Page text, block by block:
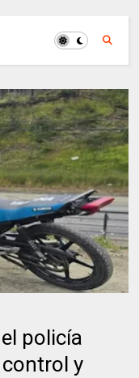
policía
y